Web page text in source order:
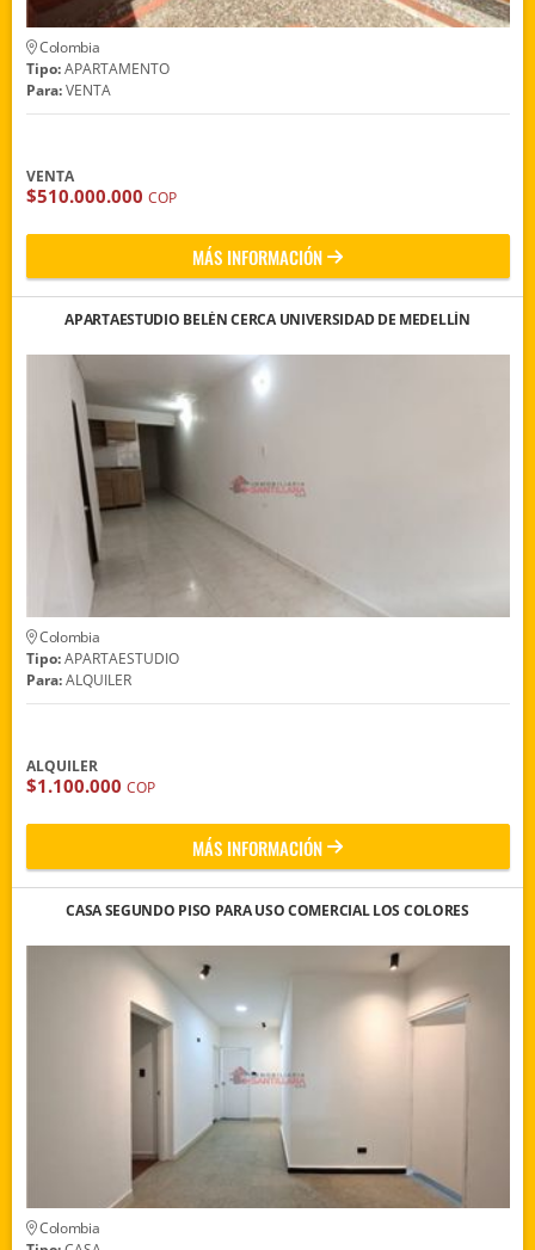
Colombia
Tipo:APARTAMENTO
Para:VENTA
VENTA
$510.000.000 COP
MÁS INFORMACIÓN
APARTAESTUDIO BELÉN CERCA UNIVERSIDAD DE MEDELLÍN
Colombia
Tipo:APARTAESTUDIO
Para:ALQUILER
ALQUILER
$1.100.000 COP
MÁS INFORMACIÓN
CASA SEGUNDO PISO PARA USO COMERCIAL LOS COLORES
Colombia